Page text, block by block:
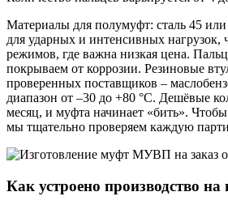
Материалы для полумуфт: сталь 45
для ударных и интенсивных нагрузок,
режимов, где важна низкая цена.
покрываем от коррозии. Резиновые
проверенных поставщиков –
диапазон от –30 до +80 °C. Дешёвые
месяц, и муфта начинает «бить». Чтобы
мы тщательно проверяем каждую
Как устроено производство на